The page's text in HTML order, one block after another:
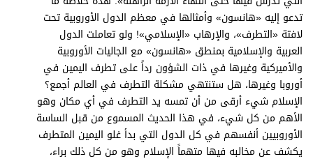
تدعو إليه «هانسون» وأمثالها في معظم الدول الأوروبية تحت
لافتة «التطرف»، والإرهاب «الإسلامي»! ولو تعاملت الدول
العربية والإسلامية بمنطق «هانسون» مع الجاليات الأوروبية
والأميركية وغيرها في ذات الشؤون رداً على تطرف اليمين في
أوروبا وغيرها، هل ستنتهي مشكلة التطرف في العالم أجمع؟
الإسلام شيء أرقى من أن تمسه يد التطرف في أي مكان وهو
الأهم من كل شيء، في هذا الحديث المسموع من قبل الساسة
الأوروبيين أنفسهم في كل الدول التي بدأ غلو اليمين المتطرف
يكشف عن مخالبه فيها متهماً الإسلام وهو من كل ذلك براء،